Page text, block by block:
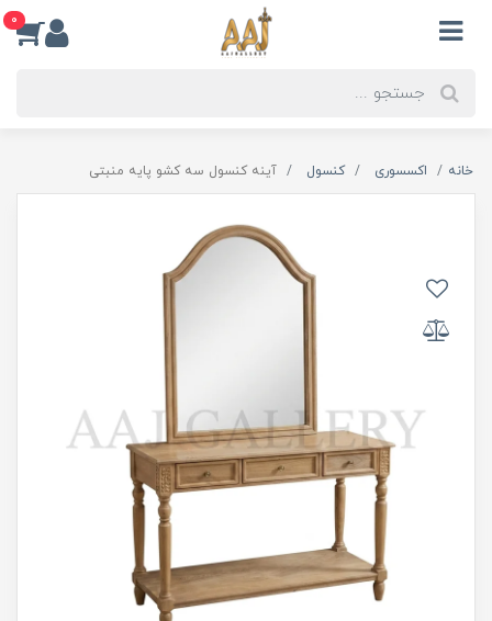
0
خانه اکسسوری کنسول آینه کنسول سه کشو پایه منبتی